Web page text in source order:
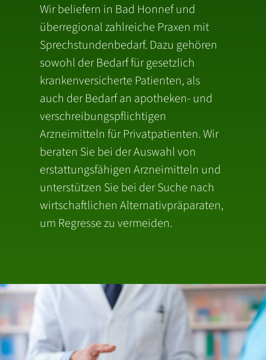
Wir beliefern in Bad Honnef und
überregional zahlreiche Praxen mit
Sprechstundenbedarf. Dazu gehören
sowohl der Bedarf für gesetzlich
krankenversicherte Patienten, als
auch der Bedarf an apotheken- und
verschreibungspflichtigen
Arzneimitteln für Privatpatienten. Wir
beraten Sie bei der Auswahl von
erstattungsfähigen Arzneimitteln und
unterstützen Sie bei der Suche nach
wirtschaftlichen Alternativpräparaten,
um Regresse zu vermeiden.